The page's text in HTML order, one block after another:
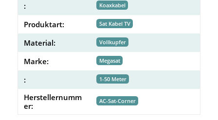
: Koaxkabel
Produktart: Sat Kabel TV
Material: Vollkupfer
Marke: Megasat
: 1-50 Meter
Herstellernumm
er:
AC-Sat-Corner